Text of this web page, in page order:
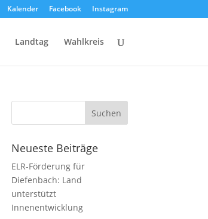
Kalender Facebook Instagram
Landtag Wahlkreis
Neueste Beiträge
ELR-Förderung für
Diefenbach: Land
unterstützt
Innenentwicklung